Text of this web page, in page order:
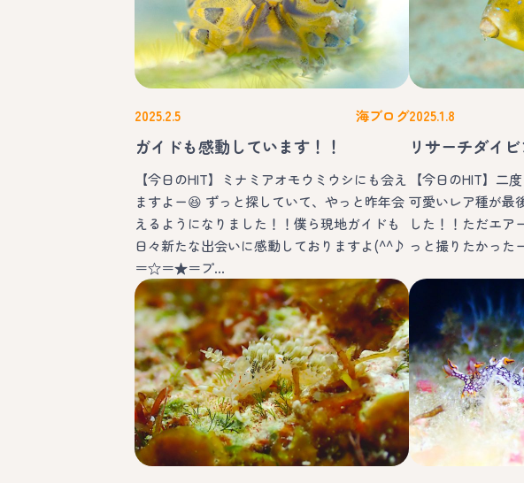
2025.2.5 海ブログ
ガイドも感動しています！！
【今日のHIT】ミナミアオモウミウシにも会え
ますよー😆 ずっと探していて、やっと昨年会
えるようになりました！！僕ら現地ガイドも
日々新たな出会いに感動しておりますよ(^^♪
＝☆＝★＝プ…
2025.1.8
リサーチダイ
【今日のHIT】二
可愛いレア種が最
した！！ただエア
っと撮りたかっ